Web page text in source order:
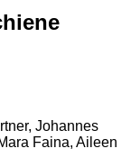
Johannes
Faina, Aileen